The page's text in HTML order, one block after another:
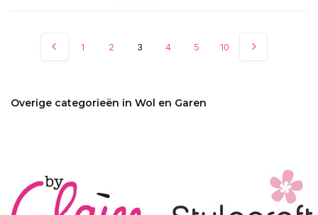
1 2 3 4 5 10
Overige categorieën in Wol en Garen